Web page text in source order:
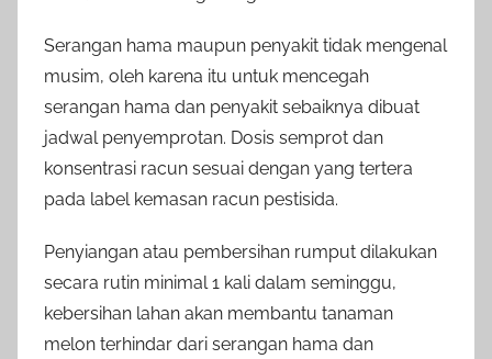
Serangan hama maupun penyakit tidak mengenal
musim, oleh karena itu untuk mencegah
serangan hama dan penyakit sebaiknya dibuat
jadwal penyemprotan. Dosis semprot dan
konsentrasi racun sesuai dengan yang tertera
pada label kemasan racun pestisida.
Penyiangan atau pembersihan rumput dilakukan
secara rutin minimal 1 kali dalam seminggu,
kebersihan lahan akan membantu tanaman
melon terhindar dari serangan hama dan